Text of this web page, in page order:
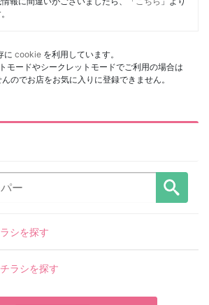
に cookie を利用しています。
モードやシークレットモードでご利用の場合は
のでお店をお気に入りに登録できません。
シを探す
ラシを探す